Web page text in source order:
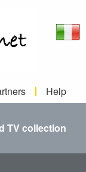
Help
TV collection